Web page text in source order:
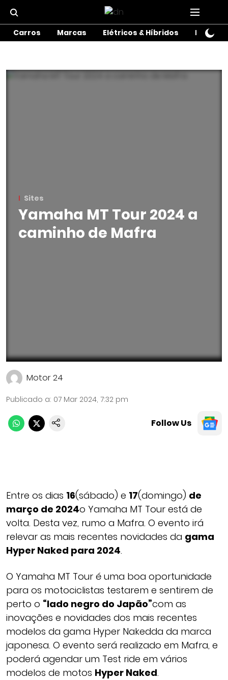
Carros Marcas Elétricos & Híbridos Motos
Sites
Yamaha MT Tour 2024 a
caminho de Mafra
Motor 24
Publicado a: 07 Mar 2024, 7:32 pm
Follow Us
Entre os dias 16(sábado) e 17(domingo) de
março de 2024o Yamaha MT Tour está de
volta. Desta vez, rumo a Mafra. O evento irá
relevar as mais recentes novidades da gama
Hyper Naked para 2024.
O Yamaha MT Tour é uma boa oportunidade
para os motociclistas testarem e sentirem de
perto o “lado negro do Japão”com as
inovações e novidades dos mais recentes
modelos da gama Hyper Nakedda da marca
japonesa. O evento será realizado em Mafra, e
poderá agendar um Test ride em vários
modelos de motos Hyper Naked.